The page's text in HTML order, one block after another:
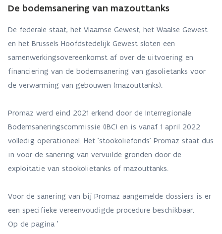
De bodemsanering van mazouttanks
De federale staat, het Vlaamse Gewest, het Waalse Gewest
en het Brussels Hoofdstedelijk Gewest sloten een
samenwerkingsovereenkomst af over de uitvoering en
financiering van de bodemsanering van gasolietanks voor
de verwarming van gebouwen (mazouttanks).
Promaz werd eind 2021 erkend door de Interregionale
Bodemsaneringscommissie (IBC) en is vanaf 1 april 2022
volledig operationeel. Het 'stookoliefonds' Promaz staat dus
in voor de sanering van vervuilde gronden door de
exploitatie van stookolietanks of mazouttanks.
Voor de sanering van bij Promaz aangemelde dossiers is er
een specifieke vereenvoudigde procedure beschikbaar.
Op de pagina '